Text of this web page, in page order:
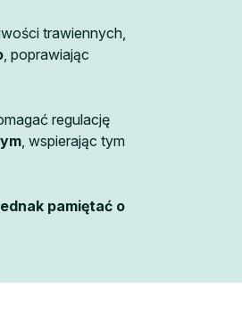
trawiennych,
, poprawiając
regulację
, wspierając tym
pamiętać o